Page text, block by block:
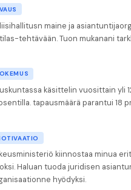
maine ja
tehtävään. Tuon mukanani
käsittelin vuosittain yli
tapausmäärä parantui 18
kiinnostaa minua
Haluan tuoda juridisen
hyödyksi.